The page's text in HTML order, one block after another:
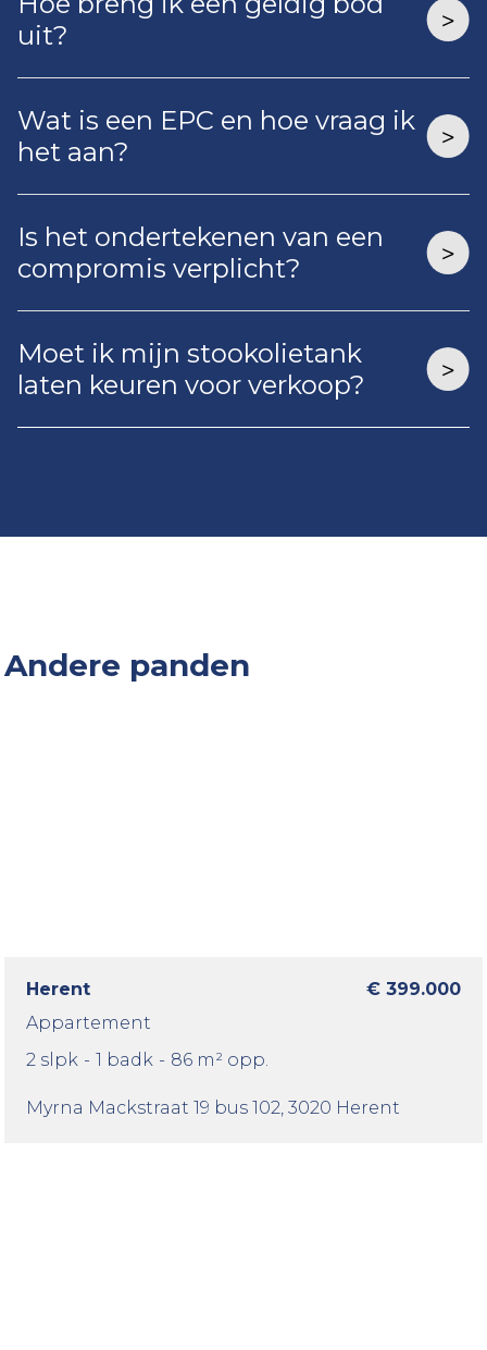
uit?
Wat is een EPC en hoe vraag ik
het aan?
Is het ondertekenen van een
compromis verplicht?
Moet ik mijn stookolietank
laten keuren voor verkoop?
Andere panden
Herent
€ 399.000
Appartement
2 slpk - 1 badk - 86 m² opp.
Myrna Mackstraat 19 bus 102 , 3020 Herent